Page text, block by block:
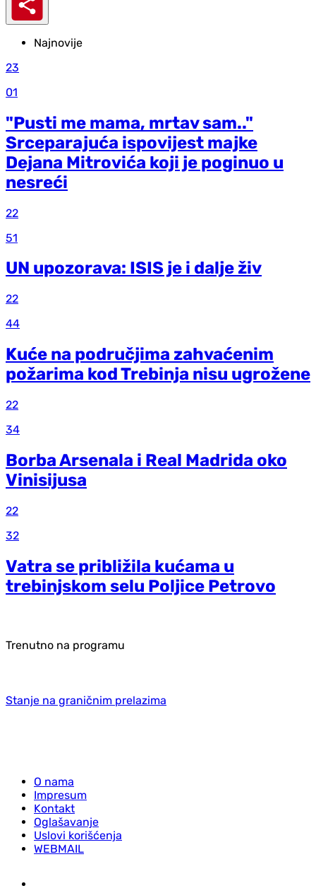
Najnovije
23
01
"Pusti me mama, mrtav sam.."
Srceparajuća ispovijest majke
Dejana Mitrovića koji je poginuo u
nesreći
22
51
UN upozorava: ISIS je i dalje živ
22
44
Kuće na područjima zahvaćenim
požarima kod Trebinja nisu ugrožene
22
34
Borba Arsenala i Real Madrida oko
Vinisijusa
22
32
Vatra se približila kućama u
trebinjskom selu Poljice Petrovo
Trenutno na programu
Stanje na graničnim prelazima
O nama
Impresum
Kontakt
Oglašavanje
Uslovi korišćenja
WEBMAIL